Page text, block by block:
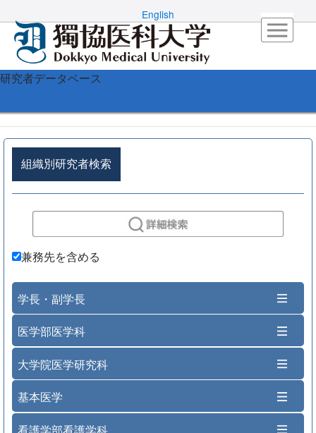
English
研究者データベース
組織別研究者検索
兼務先を含める
学長・副学長
医学部医学科
大学院医学研究科
基本医学
看護学部看護学科